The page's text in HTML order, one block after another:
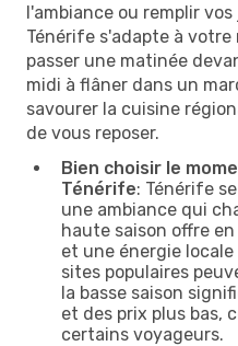
l'ambiance ou remplir
Ténérife s'adapte à votre
passer une matinée
midi à flâner dans un
savourer la cuisine
de vous reposer.
Bien choisir le
Ténérife: Ténérife
une ambiance qui
haute saison offre
et une énergie
sites populaires
la basse saison
et des prix plus bas,
certains voyageurs.